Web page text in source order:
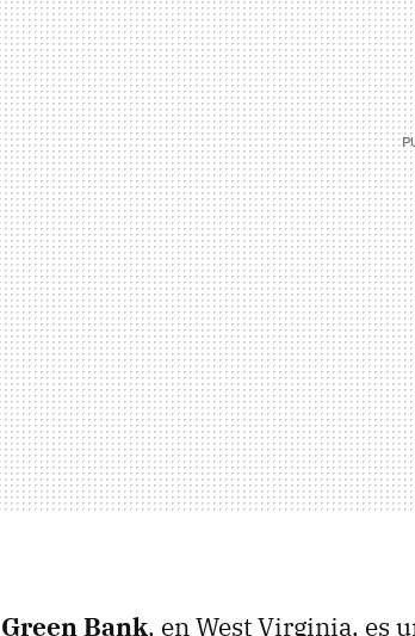
Green Bank, en West Virginia, es